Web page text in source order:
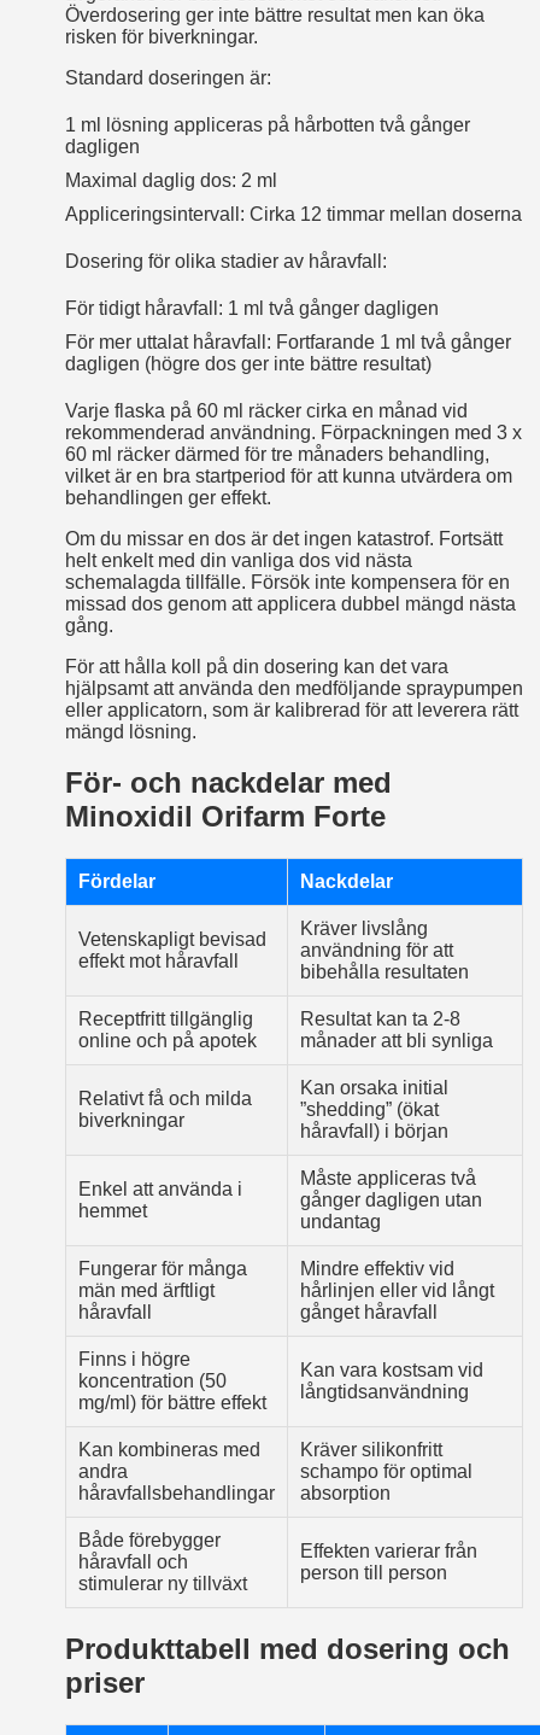
Överdosering ger inte bättre resultat men kan öka
risken för biverkningar.
Standard doseringen är:
1 ml lösning appliceras på hårbotten två gånger
dagligen
Maximal daglig dos: 2 ml
Appliceringsintervall: Cirka 12 timmar mellan doserna
Dosering för olika stadier av håravfall:
För tidigt håravfall: 1 ml två gånger dagligen
För mer uttalat håravfall: Fortfarande 1 ml två gånger
dagligen (högre dos ger inte bättre resultat)
Varje flaska på 60 ml räcker cirka en månad vid
rekommenderad användning. Förpackningen med 3 x
60 ml räcker därmed för tre månaders behandling,
vilket är en bra startperiod för att kunna utvärdera om
behandlingen ger effekt.
Om du missar en dos är det ingen katastrof. Fortsätt
helt enkelt med din vanliga dos vid nästa
schemalagda tillfälle. Försök inte kompensera för en
missad dos genom att applicera dubbel mängd nästa
gång.
För att hålla koll på din dosering kan det vara
hjälpsamt att använda den medföljande spraypumpen
eller applicatorn, som är kalibrerad för att leverera rätt
mängd lösning.
För- och nackdelar med
Minoxidil Orifarm Forte
Fördelar Nackdelar
Vetenskapligt bevisad
effekt mot håravfall
Kräver livslång
användning för att
bibehålla resultaten
Receptfritt tillgänglig
online och på apotek
Resultat kan ta 2-8
månader att bli synliga
Relativt få och milda
biverkningar
Kan orsaka initial
”shedding” (ökat
håravfall) i början
Enkel att använda i
hemmet
Måste appliceras två
gånger dagligen utan
undantag
Fungerar för många
män med ärftligt
håravfall
Mindre effektiv vid
hårlinjen eller vid långt
gånget håravfall
Finns i högre
koncentration (50
mg/ml) för bättre effekt
Kan vara kostsam vid
långtidsanvändning
Kan kombineras med
andra
håravfallsbehandlingar
Kräver silikonfritt
schampo för optimal
absorption
Både förebygger
håravfall och
stimulerar ny tillväxt
Effekten varierar från
person till person
Produkttabell med dosering och
priser